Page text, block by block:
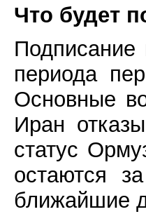
Что будет
периода
Основные
Иран
статус
остаются
ближайшие